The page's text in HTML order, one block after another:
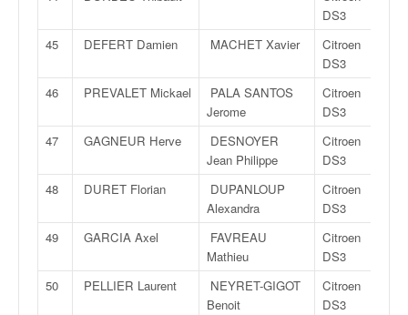
DS3
45 DEFERT Damien MACHET Xavier
Citroen
DS3
46 PREVALET Mickael
PALA SANTOS
Jerome
Citroen
DS3
47 GAGNEUR Herve
DESNOYER
Jean Philippe
Citroen
DS3
48 DURET Florian
DUPANLOUP
Alexandra
Citroen
DS3
49 GARCIA Axel
FAVREAU
Mathieu
Citroen
DS3
50 PELLIER Laurent
NEYRET-GIGOT
Benoit
Citroen
DS3